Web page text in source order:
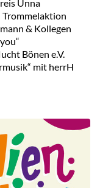
Unna
Trommelaktion
& Kollegen
Bönen e.V.
mit herrH